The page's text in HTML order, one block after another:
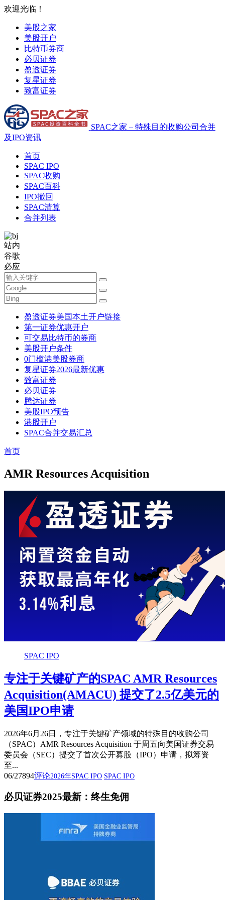
欢迎光临！
美股之家
美股开户
比特币券商
必贝证券
盈透证券
复星证券
致富证券
SPAC之家 – 特殊目的收购公司合并
及IPO资讯
首页
SPAC IPO
SPAC收购
SPAC百科
IPO撤回
SPAC清算
合并列表
站内
谷歌
必应
盈透证券美国本土开户链接
第一证券优惠开户
可交易比特币的券商
美股开户条件
0门槛港美股券商
复星证券2026最新优惠
致富证券
必贝证券
腾达证券
美股IPO预告
港股开户
SPAC合并交易汇总
首页
AMR Resources Acquisition
SPAC IPO
专注于关键矿产的SPAC AMR Resources
Acquisition(AMACU) 提交了2.5亿美元的
美国IPO申请
2026年6月26日，专注于关键矿产领域的特殊目的收购公司
（SPAC）AMR Resources Acquisition 于周五向美国证券交易
委员会（SEC）提交了首次公开募股（IPO）申请，拟筹资
至...
06/27894评论2026年SPAC IPO SPAC IPO
必贝证券2025最新：终生免佣